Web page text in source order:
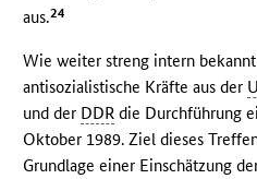
aus.24
Wie weiter streng intern
antisozialistische Kräfte aus der
und der DDR die Durchführung
Oktober 1989. Ziel dieses
Grundlage einer Einschätzung